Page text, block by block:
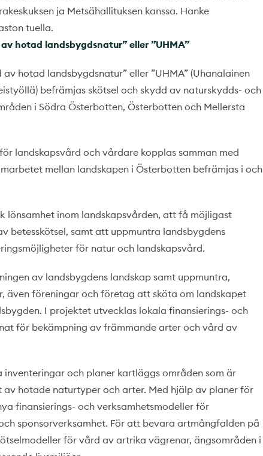
ja Metsähallituksen kanssa. Hanke
tuella.
hotad landsbygdsnatur” eller ”UHMA”
hotad landsbygdsnatur” eller ”UHMA” (Uhanalainen
befrämjas skötsel och skydd av naturskydds- och
i Södra Österbotten, Österbotten och Mellersta
landskapsvård och vårdare kopplas samman med
mellan landskapen i Österbotten befrämjas i och
lönsamhet inom landskapsvården, att få möjligast
betesskötsel, samt att uppmuntra landsbygdens
för natur och landskapsvård.
av landsbygdens landskap samt uppmuntra,
även föreningar och företag att sköta om landskapet
I projektet utvecklas lokala finansierings- och
för bekämpning av främmande arter och vård av
och planer kartläggs områden som är
hotade naturtyper och arter. Med hjälp av planer för
finansierings- och verksamhetsmodeller för
sponsorverksamhet. För att bevara artmångfalden på
för vård av artrika vägrenar, ängsområden i